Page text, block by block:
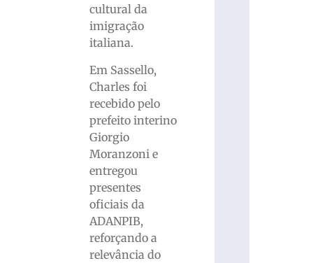
cultural da
imigração
italiana.
Em Sassello,
Charles foi
recebido pelo
prefeito interino
Giorgio
Moranzoni e
entregou
presentes
oficiais da
ADANPIB,
reforçando a
relevância do